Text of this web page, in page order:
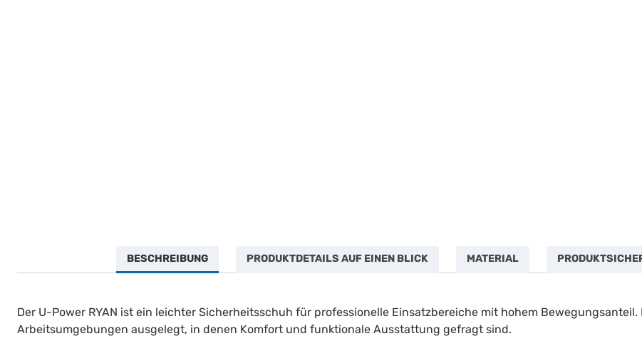
BESCHREIBUNG PRODUKTDETAILS AUF EINEN BLICK MATERIAL
Der U-Power RYAN ist ein leichter Sicherheitsschuh für professionelle Einsatzbereiche mit hohem
Arbeitsumgebungen ausgelegt, in denen Komfort und funktionale Ausstattung gefragt sind.